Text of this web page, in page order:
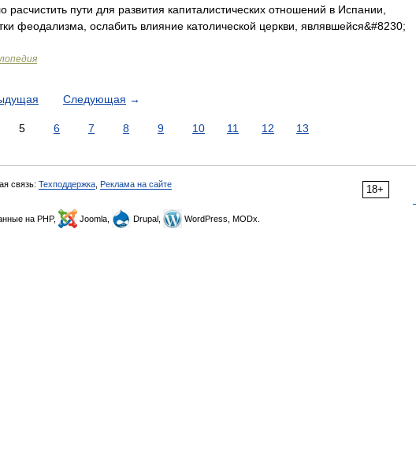
пути для развития капиталистических отношений в Испании,
феодализма, ослабить влияние католической церкви, являвшейся&#8230;
Следующая →
5 6 7 8 9 10 11 12 13
18+
связь: Техподдержка Реклама на сайте
на PHP, Joomla, Drupal, WordPress, MODx.